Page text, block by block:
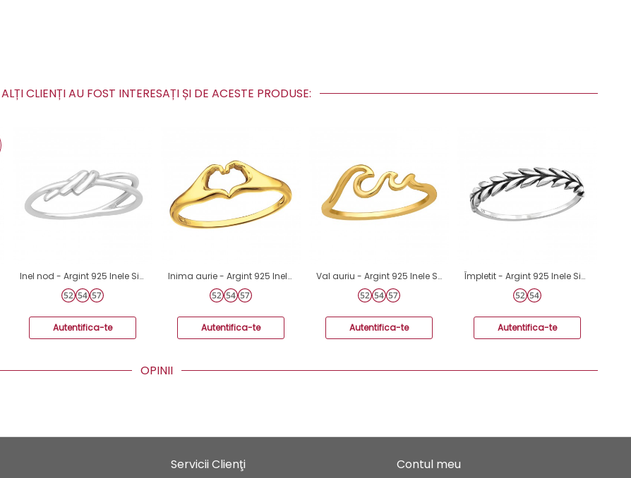
ALȚI CLIENȚI AU FOST INTERESAȚI ȘI DE ACESTE PRODUSE:
Inel nod - Argint 925 Inele Simple A4S46318
Autentifica-te
Inima aurie - Argint 925 Inele Simple A4S48647
Autentifica-te
Val auriu - Argint 925 Inele Simple A4S49097
Autentifica-te
Împletit - Argint 925 Inele Simple A4S46863
Autentifica-te
OPINII
Servicii Clienţi Contul meu